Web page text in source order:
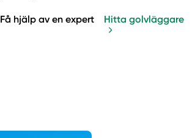
Få hjälp av en expert Hitta golvläggare